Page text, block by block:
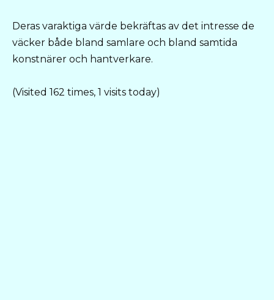
Deras varaktiga värde bekräftas av det intresse de
väcker både bland samlare och bland samtida
konstnärer och hantverkare.
(Visited 162 times, 1 visits today)